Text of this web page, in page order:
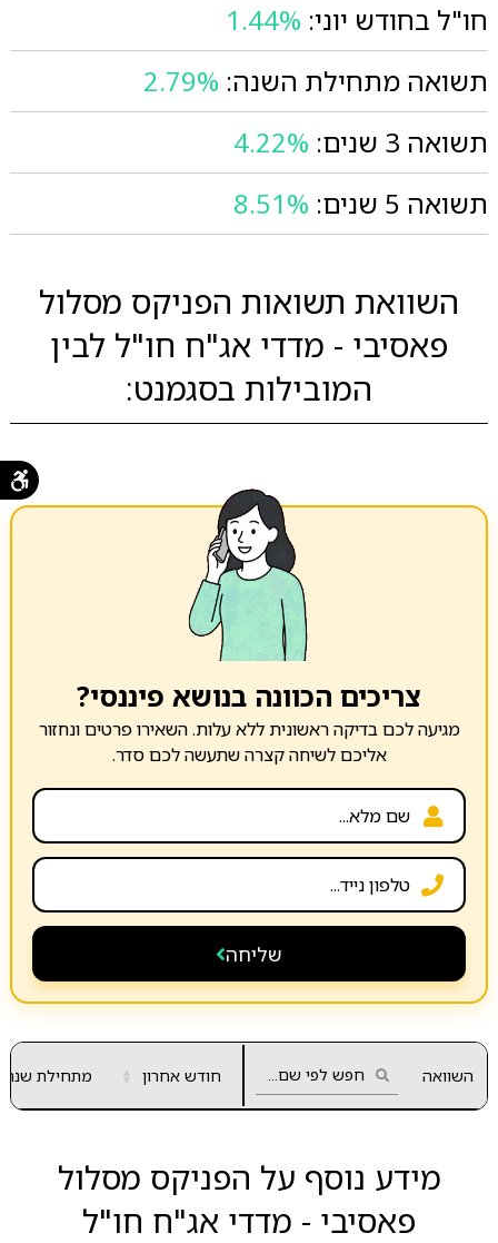
חו"ל בחודש יוני: 1.44%
תשואה מתחילת השנה: 2.79%
תשואה 3 שנים:
4.22%
תשואה 5 שנים:
8.51%
השוואת תשואות הפניקס מסלול
פאסיבי - מדדי אג"ח חו"ל לבין
המובילות בסגמנט:
צריכים הכוונה בנושא פיננסי?
מגיעה לכם בדיקה ראשונית ללא עלות. השאירו פרטים ונחזור
אליכם לשיחה קצרה שתעשה לכם סדר.
שליחה
השוואה חודש אחרון ▲
▼ מתחילת שנה
מידע נוסף על הפניקס מסלול
פאסיבי - מדדי אג"ח חו"ל